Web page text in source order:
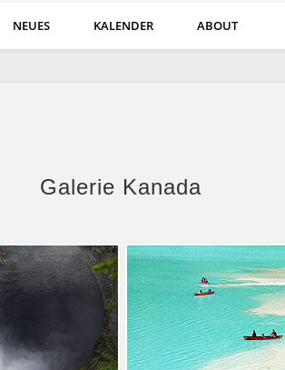
NEUES KALENDER ABOUT
Galerie Kanada